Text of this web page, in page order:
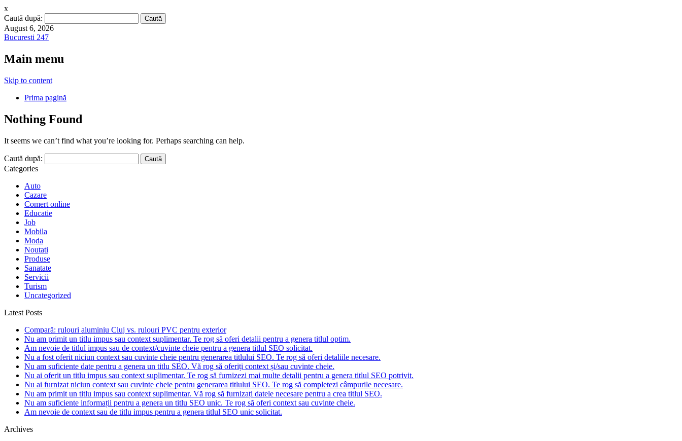
x
Caută după:
August 6, 2026
Bucuresti 247
Main menu
Skip to content
Prima pagină
Nothing Found
It seems we can’t find what you’re looking for. Perhaps searching can help.
Caută după:
Categories
Auto
Cazare
Comert online
Educatie
Job
Mobila
Moda
Noutati
Produse
Sanatate
Servicii
Turism
Uncategorized
Latest Posts
Compară: rulouri aluminiu Cluj vs. rulouri PVC pentru exterior
Nu am primit un titlu impus sau context suplimentar. Te rog să oferi detalii pentru a genera titlul optim.
Am nevoie de titlul impus sau de context/cuvinte cheie pentru a genera titlul SEO solicitat.
Nu a fost oferit niciun context sau cuvinte cheie pentru generarea titlului SEO. Te rog să oferi detaliile necesare.
Nu am suficiente date pentru a genera un titlu SEO. Vă rog să oferiți context și/sau cuvinte cheie.
Nu ai oferit un titlu impus sau context suplimentar. Te rog să furnizezi mai multe detalii pentru a genera titlul SEO potrivit.
Nu ai furnizat niciun context sau cuvinte cheie pentru generarea titlului SEO. Te rog să completezi câmpurile necesare.
Nu am primit un titlu impus sau context suplimentar. Vă rog să furnizați datele necesare pentru a crea titlul SEO.
Nu am suficiente informații pentru a genera un titlu SEO unic. Te rog să oferi context sau cuvinte cheie.
Am nevoie de context sau de titlu impus pentru a genera titlul SEO unic solicitat.
Archives